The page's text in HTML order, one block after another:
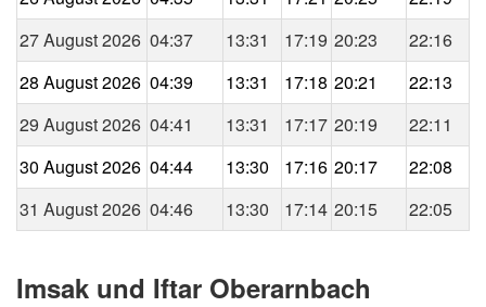
27 August 2026 04:37 13:31 17:19 20:23
22:16
28 August 2026 04:39 13:31 17:18 20:21
22:13
29 August 2026 04:41 13:31 17:17 20:19
22:11
30 August 2026 04:44 13:30 17:16 20:17
22:08
31 August 2026 04:46 13:30 17:14 20:15 22:05
Imsak und Iftar Oberarnbach